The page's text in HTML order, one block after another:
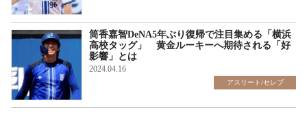
筒香嘉智DeNA5年ぶり復帰で注目集める「横浜
高校タッグ」 黄金ルーキーへ期待される「好
影響」とは
2024.04.16
アスリート/セレブ